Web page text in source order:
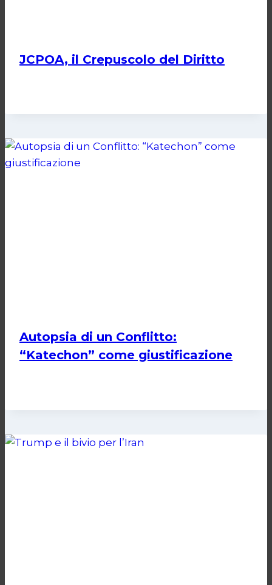
JCPOA, il Crepuscolo del Diritto
Autopsia di un Conflitto:
“Katechon” come giustificazione